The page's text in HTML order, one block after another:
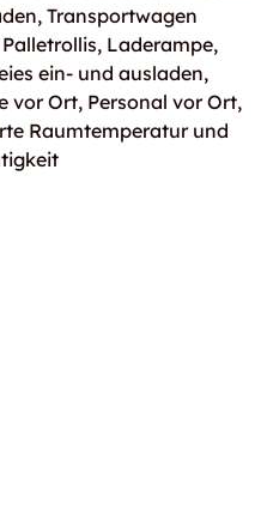
Transportwagen
Laderampe,
ein- und ausladen,
vor Ort, Personal vor Ort,
Raumtemperatur und